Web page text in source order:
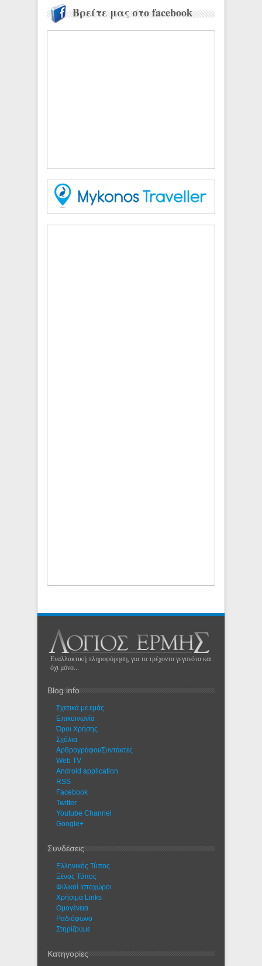
Βρείτε μας στο facebook
Εναλλακτική πληροφόρηση, για τα τρέχοντα γεγονότα και
όχι μόνο...
Blog info
Σχετικά με εμάς
Eπικοινωνία
Όροι Χρήσης
Σχόλια
Αρθρογράφοι/Συντάκτες
Web TV
Android application
RSS
Facebook
Twitter
Youtube Channel
Google+
Συνδέσεις
Ελληνικός Τύπος
Ξένος Τύπος
Φιλικοί Ιστοχώροι
Χρήσιμα Links
Ομογένεια
Ραδιόφωνο
Στηρίζουμε
Κατηγορίες